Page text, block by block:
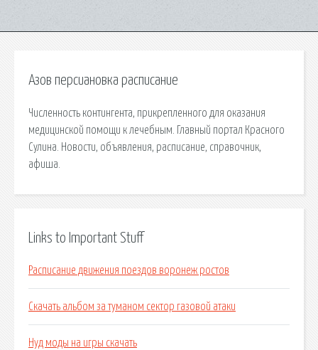
Азов персиановка расписание
Численность контингента, прикрепленного для оказания
медицинской помощи к лечебным. Главный портал Красного
Сулина. Новости, объявления, расписание, справочник,
афиша.
Links to Important Stuff
Расписание движения поездов воронеж ростов
Скачать альбом за туманом сектор газовой атаки
Нуд моды на игры скачать